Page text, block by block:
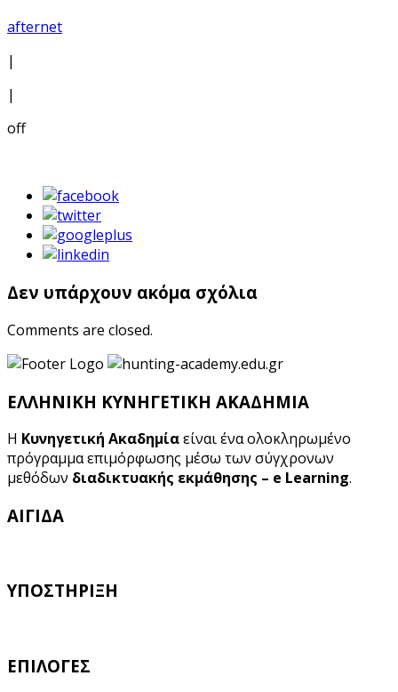
afternet
|
|
off
Δεν υπάρχουν ακόμα σχόλια
Comments are closed.
ΕΛΛΗΝΙΚΗ ΚΥΝΗΓΕΤΙΚΗ ΑΚΑΔΗΜΙΑ
Η Κυνηγετική Ακαδημίαείναι ένα ολοκληρωμένο
πρόγραμμα επιμόρφωσης μέσω των σύγχρονων
μεθόδων διαδικτυακής εκμάθησης – e Learning.
ΑΙΓΙΔΑ
ΥΠΟΣΤΗΡΙΞΗ
ΕΠΙΛΟΓΕΣ